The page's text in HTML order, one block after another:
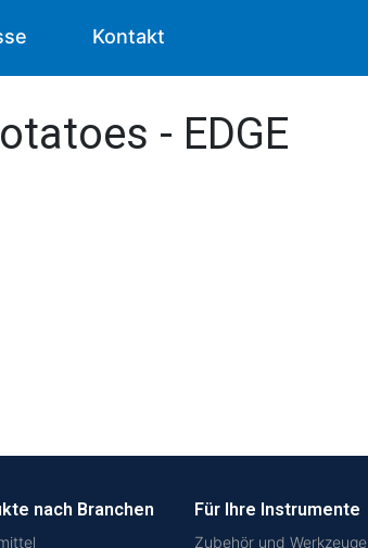
Kontakt
- EDGE
nach Branchen Für Ihre Instrumente
Zubehör und Werkzeuge